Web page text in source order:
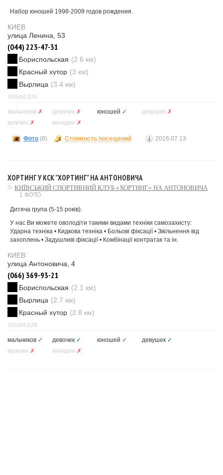
Набор юношей 1998-2009 годов рождения.
КИЕВ
улица Ленина, 53
(044) 223-47-31
Бориспольская (2.6 км)
Красный хутор (3 км)
Вырлица (3.4 км)
СЕКЦИЯ ДЛЯ
мальчиков ✗ девочек ✗ юношей ✓ девушек ✗
мужчин ✗ женщин ✗
Фото (8) Стоимость посещений 2016.07.13
ХОРТИНГ У КСК "ХОРТИНГ" НА АНТОНОВИЧА
КИЇВСЬКИЙ СПОРТИВНИЙ КЛУБ «ХОРТИНГ» НА АНТОНОВИЧА
1 ФОТО
Дитяча група (5-15 років).
У нас Ви можете оволодіти такими видами техніки самозахисту:
Ударна техніка • Кидкова техніка • Больові фіксації • Звільнення від
захоплень • Задушливі фіксації • Комбінації контратак та ін.
КИЕВ
улица Антоновича, 4
(066) 369-93-21
Бориспольская (2.1 км)
Вырлица (2.7 км)
Красный хутор (2.8 км)
СЕКЦИЯ ДЛЯ
мальчиков ✓ девочек ✓ юношей ✓ девушек ✓
мужчин ✗ женщин ✗